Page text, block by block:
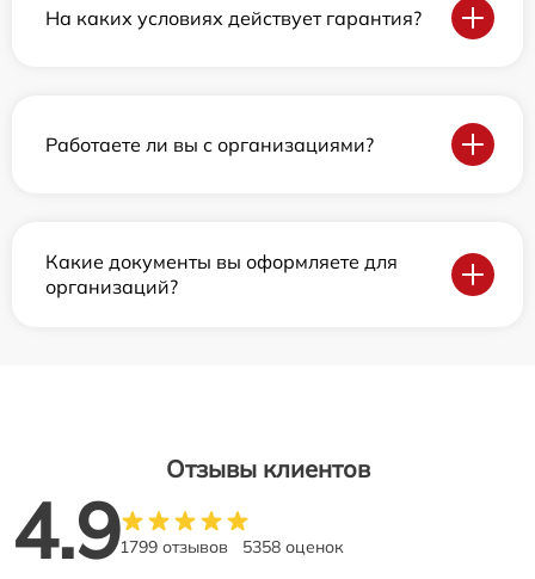
На каких условиях действует гарантия?
Работаете ли вы с организациями?
Какие документы вы оформляете для
организаций?
Отзывы клиентов
4.91799 отзывов 5358 оценок